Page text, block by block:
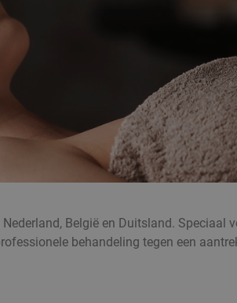
België en Duitsland. Speciaal
behandeling tegen een